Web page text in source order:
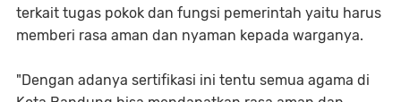
terkait tugas pokok dan fungsi pemerintah yaitu harus
memberi rasa aman dan nyaman kepada warganya.
"Dengan adanya sertifikasi ini tentu semua agama di